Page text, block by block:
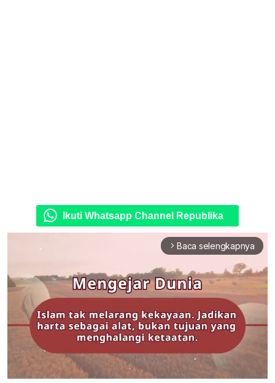
Ikuti Whatsapp Channel Republika
arrow_forward_ios Baca selengkapnya